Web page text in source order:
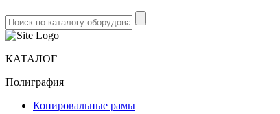
КАТАЛОГ
Полиграфия
Копировальные рамы